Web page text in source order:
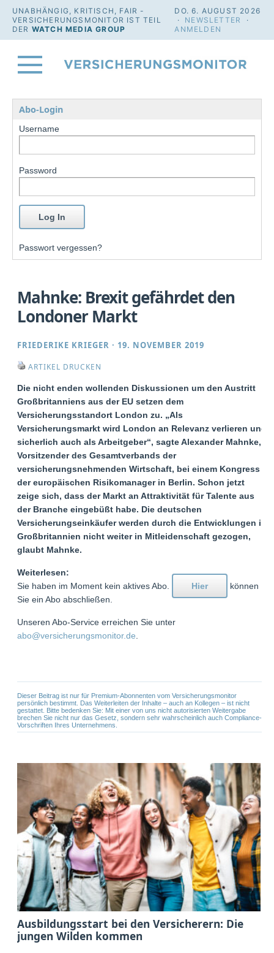
UNABHÄNGIG, KRITISCH, FAIR -
VERSICHERUNGSMONITOR IST TEIL
DER WATCH MEDIA GROUP
DO. 6. AUGUST 2026
· NEWSLETTER
·
ANMELDEN
Abo-Login
Username
Password
Passwort vergessen?
Mahnke: Brexit gefährdet den
Londoner Markt
FRIEDERIKE KRIEGER · 19. NOVEMBER 2019
ARTIKEL DRUCKEN
Die nicht enden wollenden Diskussionen um den Austritt
Großbritanniens aus der EU setzen dem
Versicherungsstandort London zu. „Als
Versicherungsmarkt wird London an Relevanz verlieren und
sicherlich auch als Arbeitgeber“, sagte Alexander Mahnke,
Vorsitzender des Gesamtverbands der
versicherungsnehmenden Wirtschaft, bei einem Kongress
der europäischen Risikomanager in Berlin. Schon jetzt
zeige sich, dass der Markt an Attraktivität für Talente aus
der Branche eingebüßt habe. Die deutschen
Versicherungseinkäufer werden durch die Entwicklungen in
Großbritannien nicht weiter in Mitleidenschaft gezogen,
glaubt Mahnke.
Weiterlesen:
Sie haben im Moment kein aktives Abo.
Hier
können
Sie ein Abo abschließen.
Unseren Abo-Service erreichen Sie unter
abo@versicherungsmonitor.de
Dieser Beitrag ist nur für Premium-Abonnenten vom Versicherungsmonitor
persönlich bestimmt. Das Weiterleiten der Inhalte – auch an Kollegen – ist nicht
gestattet. Bitte bedenken Sie: Mit einer von uns nicht autorisierten Weitergabe
brechen Sie nicht nur das Gesetz, sondern sehr wahrscheinlich auch Compliance-
Vorschriften Ihres Unternehmens.
Ausbildungsstart bei den Versicherern: Die
jungen Wilden kommen